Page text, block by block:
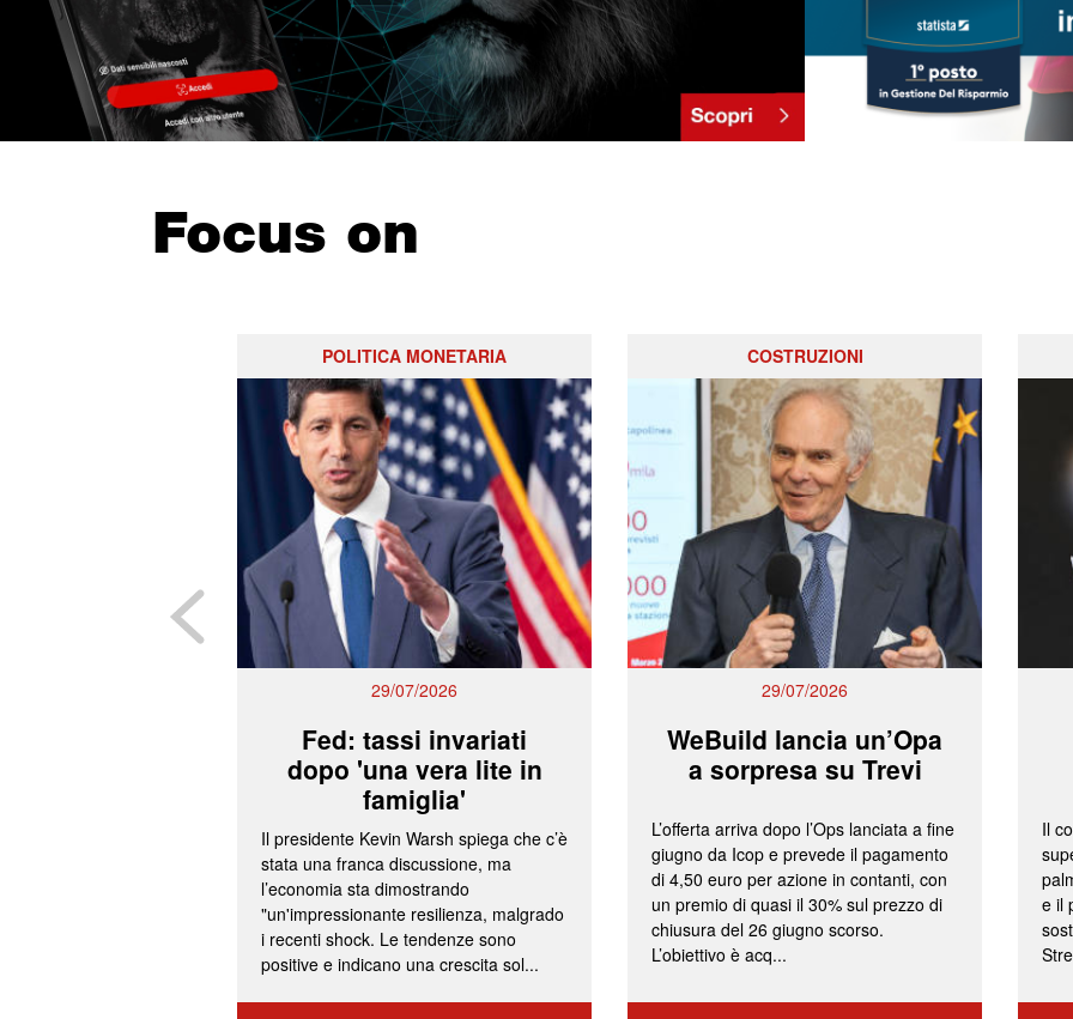
Focus on
POLITICA MONETARIA
29/07/2026
Fed: tassi invariati
dopo 'una vera lite in
famiglia'
Il presidente Kevin Warsh spiega che c’è
stata una franca discussione, ma
l’economia sta dimostrando
"un'impressionante resilienza, malgrado
i recenti shock. Le tendenze sono
positive e indicano una crescita sol...
COSTRUZIONI
29/07/2026
WeBuild lancia un’Opa
a sorpresa su Trevi
L’offerta arriva dopo l’Ops lanciata a fine
giugno da Icop e prevede il pagamento
di 4,50 euro per azione in contanti, con
un premio di quasi il 30% sul prezzo di
chiusura del 26 giugno scorso.
L’obiettivo è acq...
Il
e il